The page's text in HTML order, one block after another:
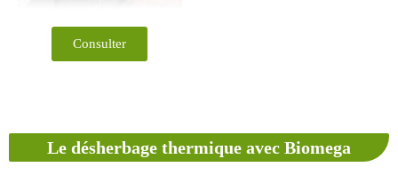
Consulter
Le désherbage thermique avec Biomega